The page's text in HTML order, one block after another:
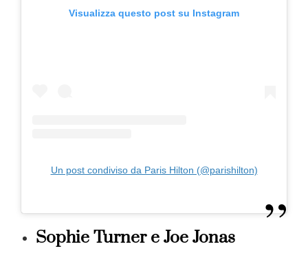
Visualizza questo post su Instagram
Un post condiviso da Paris Hilton (@parishilton)
Sophie Turner e Joe Jonas